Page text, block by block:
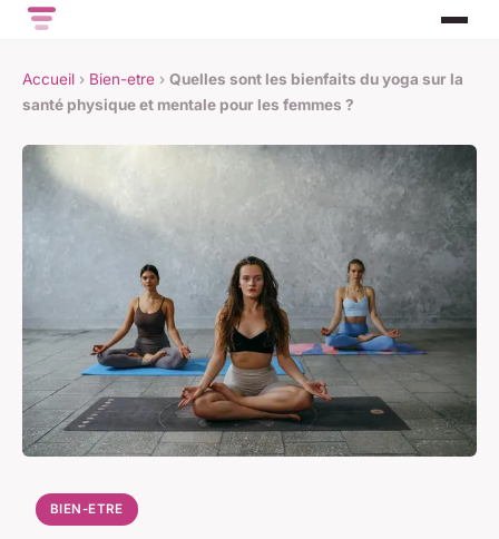
Accueil › Bien-etre › Quelles sont les bienfaits du yoga sur la
santé physique et mentale pour les femmes ?
BIEN-ETRE